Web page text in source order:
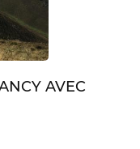
AVEC